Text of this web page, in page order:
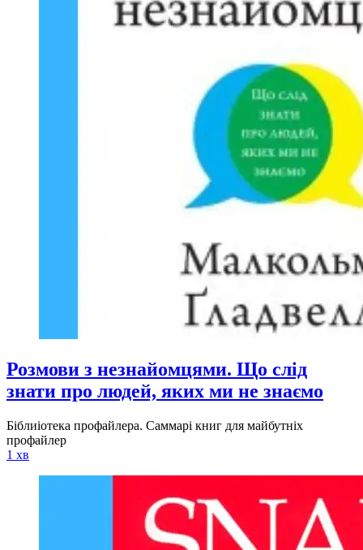
Розмови з незнайомцями. Що слід
знати про людей, яких ми не знаємо
Біблиіотека профайлера. Саммарі книг для майбутніх
профайлер
1 хв